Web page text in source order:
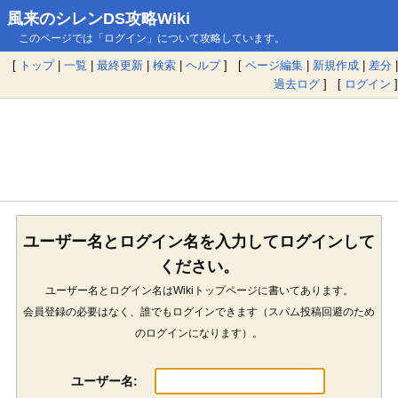
風来のシレンDS攻略Wiki
このページでは「ログイン」について攻略しています。
[ トップ| 一覧 | 最終更新 | 検索 | ヘルプ] [ ページ編集 | 新規作成 | 差分 |
過去ログ ] [ ログイン ]
ユーザー名とログイン名を入力してログインして
ください。
ユーザー名とログイン名はWikiトップページに書いてあります。
会員登録の必要はなく、誰でもログインできます（スパム投稿回避のため
のログインになります）。
ユーザー名: